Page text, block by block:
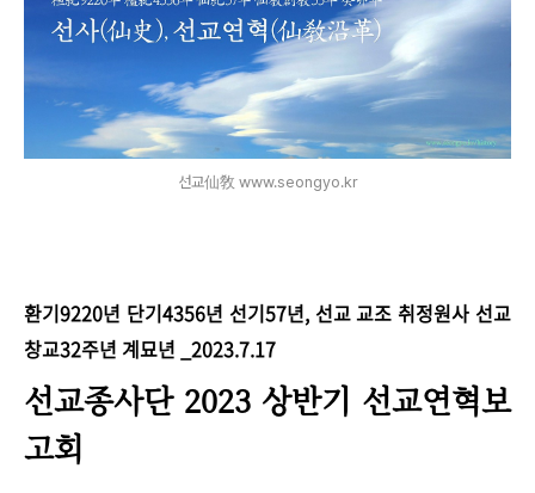
선교仙敎 www.seongyo.kr
환기9220년 단기4356년 선기57년, 선교 교조 취정원사 선교
창교32주년 계묘년 _2023.7.17
선교종사단 2023 상반기 선교연혁보
고회